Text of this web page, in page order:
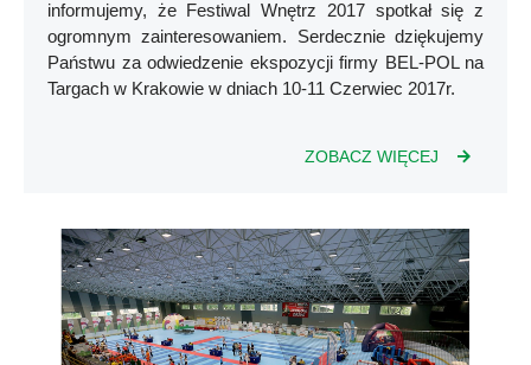
informujemy, że Festiwal Wnętrz 2017 spotkał się z
ogromnym zainteresowaniem. Serdecznie dziękujemy
Państwu za odwiedzenie ekspozycji firmy BEL-POL na
Targach w Krakowie w dniach 10-11 Czerwiec 2017r.
ZOBACZ WIĘCEJ